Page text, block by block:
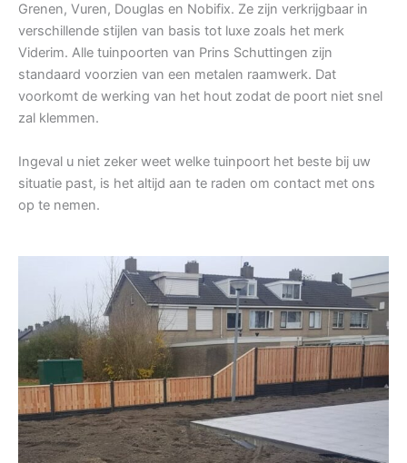
Grenen, Vuren, Douglas en Nobifix. Ze zijn verkrijgbaar in
verschillende stijlen van basis tot luxe zoals het merk
Viderim. Alle tuinpoorten van Prins Schuttingen zijn
standaard voorzien van een metalen raamwerk. Dat
voorkomt de werking van het hout zodat de poort niet snel
zal klemmen.
Ingeval u niet zeker weet welke tuinpoort het beste bij uw
situatie past, is het altijd aan te raden om contact met ons
op te nemen.